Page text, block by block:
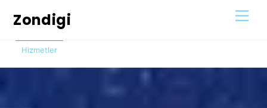
Zondigi
Hizmetler